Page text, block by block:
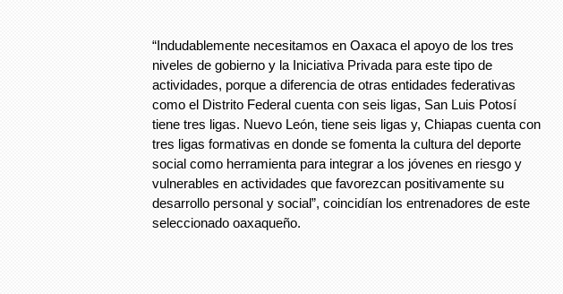
“Indudablemente necesitamos en Oaxaca el apoyo de los tres
niveles de gobierno y la Iniciativa Privada para este tipo de
actividades, porque a diferencia de otras entidades federativas
como el Distrito Federal cuenta con seis ligas, San Luis Potosí
tiene tres ligas. Nuevo León, tiene seis ligas y, Chiapas cuenta con
tres ligas formativas en donde se fomenta la cultura del deporte
social como herramienta para integrar a los jóvenes en riesgo y
vulnerables en actividades que favorezcan positivamente su
desarrollo personal y social”, coincidían los entrenadores de este
seleccionado oaxaqueño.